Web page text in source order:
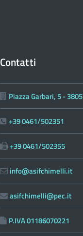
Contatti
Piazza Garbari, 5 -
+39 0461/502351
+39 0461/502355
info@asifchimelli.it
asifchimelli@pec.it
P.IVA 01186070221